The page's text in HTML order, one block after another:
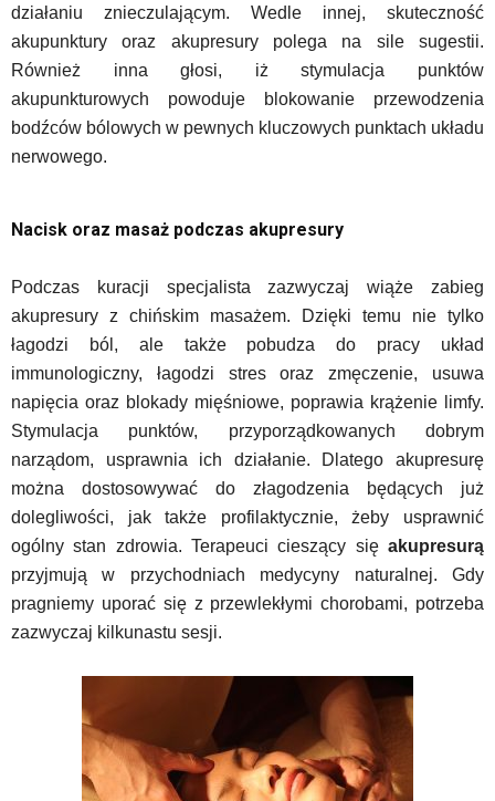
działaniu znieczulającym. Wedle innej, skuteczność
akupunktury oraz akupresury polega na sile sugestii.
Również inna głosi, iż stymulacja punktów
akupunkturowych powoduje blokowanie przewodzenia
bodźców bólowych w pewnych kluczowych punktach układu
nerwowego.
Nacisk oraz masaż podczas akupresury
Podczas kuracji specjalista zazwyczaj wiąże zabieg
akupresury z chińskim masażem. Dzięki temu nie tylko
łagodzi ból, ale także pobudza do pracy układ
immunologiczny, łagodzi stres oraz zmęczenie, usuwa
napięcia oraz blokady mięśniowe, poprawia krążenie limfy.
Stymulacja punktów, przyporządkowanych dobrym
narządom, usprawnia ich działanie. Dlatego akupresurę
można dostosowywać do złagodzenia będących już
dolegliwości, jak także profilaktycznie, żeby usprawnić
ogólny stan zdrowia. Terapeuci cieszący się akupresurą
przyjmują w przychodniach medycyny naturalnej. Gdy
pragniemy uporać się z przewlekłymi chorobami, potrzeba
zazwyczaj kilkunastu sesji.